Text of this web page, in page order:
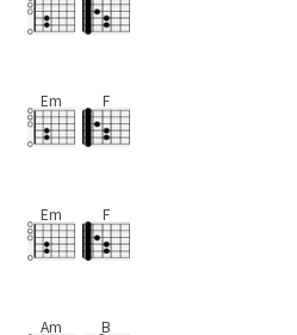
Em F
Em F
Am B